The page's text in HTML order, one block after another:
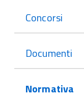
Concorsi
Documenti
Normativa